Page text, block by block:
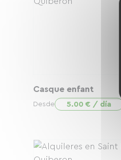
Casque enfant
Desde 5.00 € / día